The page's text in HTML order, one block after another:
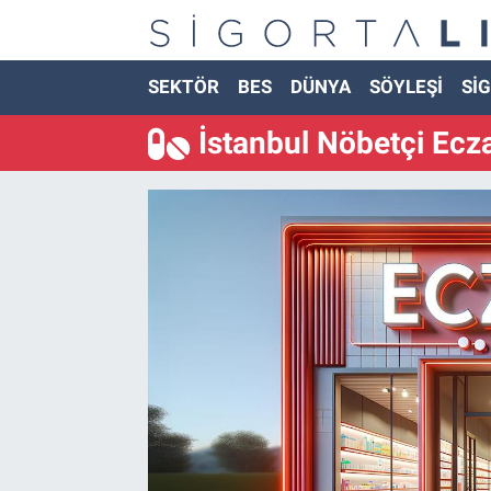
SEKTÖR BES DÜNYA SÖYLEŞİ
İstanbul Nöbetçi
Nöbetçi Eczaneler
Hava Durumu
Namaz Vakitleri
Son Dakika Haberleri